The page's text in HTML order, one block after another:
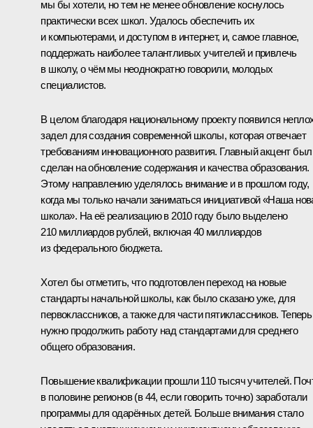
мы бы хотели, но тем не менее обновление коснулось
практически всех школ. Удалось обеспечить их
и компьютерами, и доступом в интернет, и, самое главное,
поддержать наиболее талантливых учителей и привлечь
в школу, о чём мы неоднократно говорили, молодых
специалистов.
В целом благодаря национальному проекту появился
задел для создания современной школы, которая отвечает
требованиям инновационного развития. Главный акцент был
сделан на обновление содержания и качества образования.
Этому направлению уделялось внимание и в прошлом году,
когда мы только начали заниматься инициативой «Наша
школа». На её реализацию в 2010 году было выделено
210 миллиардов рублей, включая 40 миллиардов
из федерального бюджета.
Хотел бы отметить, что подготовлен переход на новые
стандарты начальной школы, как было сказано уже, для
первоклассников, а также для части пятиклассников. Теперь
нужно продолжить работу над стандартами для среднего
общего образования.
Повышение квалификации прошли 110 тысяч учителей.
в половине регионов (в 44, если говорить точно) заработали
программы для одарённых детей. Больше внимания стало